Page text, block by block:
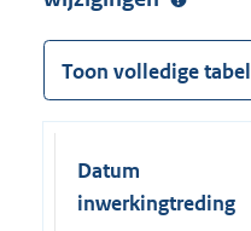
Toon volledige tabel
Datum
inwerkingtreding